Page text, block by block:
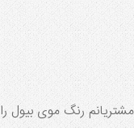
رنگ موی بیول